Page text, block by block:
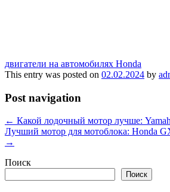
двигатели на автомобилях Honda
This entry was posted on 02.02.2024 by
Post navigation
← Какой лодочный мотор лучше:
Лучший мотор для мотоблока: Honda
→
Поиск
Поиск